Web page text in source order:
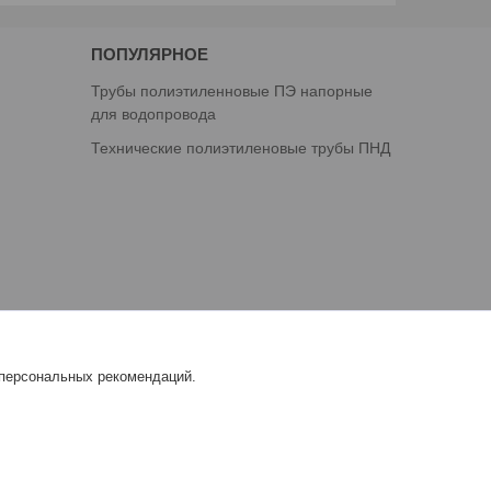
ПОПУЛЯРНОЕ
Трубы полиэтиленновые ПЭ напорные
для водопровода
Технические полиэтиленовые трубы ПНД
рекомендаций.